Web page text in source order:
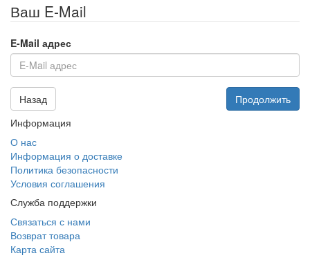
Ваш E-Mail
E-Mail адрес
Назад
Информация
О нас
Информация о доставке
Политика безопасности
Условия соглашения
Служба поддержки
Связаться с нами
Возврат товара
Карта сайта